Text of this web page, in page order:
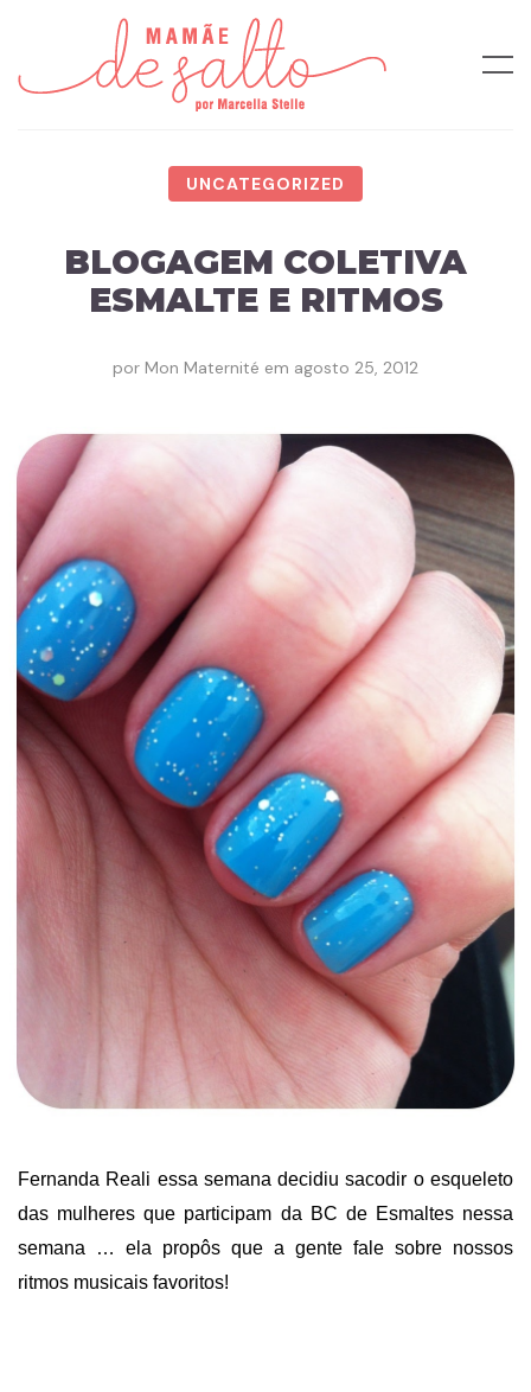
UNCATEGORIZED
BLOGAGEM COLETIVA
ESMALTE E RITMOS
por Mon Maternité em agosto 25, 2012
Fernanda Reali essa semana decidiu sacodir o esqueleto
das mulheres que participam da BC de Esmaltes nessa
semana … ela propôs que a gente fale sobre nossos
ritmos musicais favoritos!